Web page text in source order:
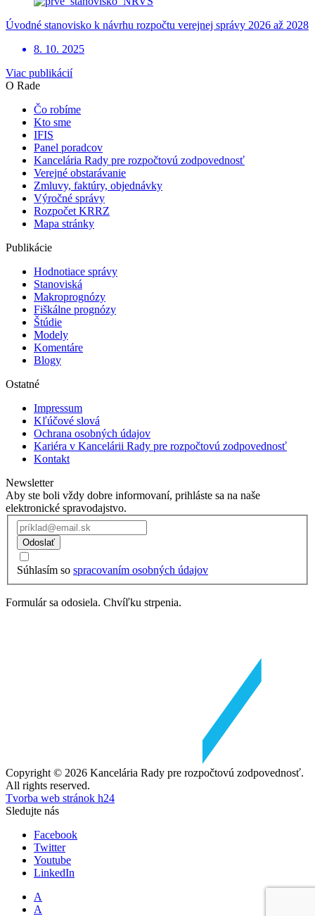
Úvodné stanovisko k návrhu rozpočtu verejnej správy 2026 až 2028
8. 10. 2025
Viac publikácií
O Rade
Čo robíme
Kto sme
IFIS
Panel poradcov
Kancelária Rady pre rozpočtovú zodpovednosť
Verejné obstarávanie
Zmluvy, faktúry, objednávky
Výročné správy
Rozpočet KRRZ
Mapa stránky
Publikácie
Hodnotiace správy
Stanoviská
Makroprognózy
Fiškálne prognózy
Štúdie
Modely
Komentáre
Blogy
Ostatné
Impressum
Kľúčové slová
Ochrana osobných údajov
Kariéra v Kancelárii Rady pre rozpočtovú zodpovednosť
Kontakt
Newsletter
Aby ste boli vždy dobre informovaní, prihláste sa na naše
elektronické spravodajstvo.
Odoslať
Súhlasím so spracovaním osobných údajov
Formulár sa odosiela. Chvíľku strpenia.
Copyright © 2026 Kancelária Rady pre rozpočtovú zodpovednosť.
All rights reserved.
Tvorba web stránok h24
Sledujte nás
Facebook
Twitter
Youtube
LinkedIn
A
A